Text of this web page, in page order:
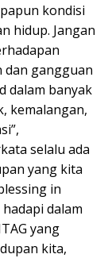
kondisi
hidup. Jangan
dan gangguan
dalam banyak
kemalangan,
selalu ada
yang kita
in
dalam
yang
kita,